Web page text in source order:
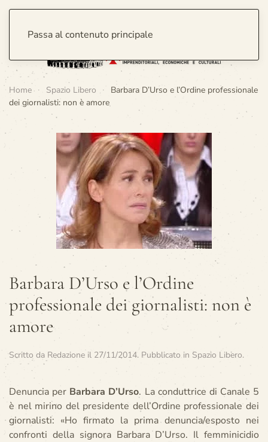
Passa al contenuto principale
Home Spazio Libero
Barbara D’Urso e l’Ordine professionale
dei giornalisti: non è amore
Barbara D’Urso e l’Ordine
professionale dei giornalisti: non è
amore
Scritto da Redazione il 27/11/2014. Pubblicato in Spazio Libero.
Denuncia per Barbara D’Urso. La conduttrice di Canale 5
è nel mirino del presidente dell’Ordine professionale dei
giornalisti: «Ho firmato la prima denuncia/esposto nei
confronti della signora Barbara D’Urso. Il femminicidio